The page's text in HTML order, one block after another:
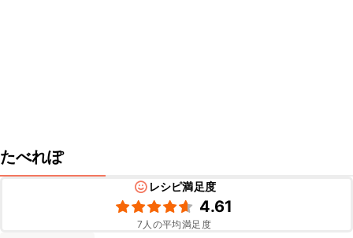
たべれぽ
レシピ満足度
4.61
7 人の平均満足度